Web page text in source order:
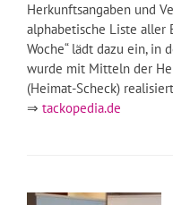
Herkunftsangaben und
alphabetische Liste aller
Woche“ lädt dazu ein, in
wurde mit Mitteln der
(Heimat-Scheck)
⇒ tackopedia.de